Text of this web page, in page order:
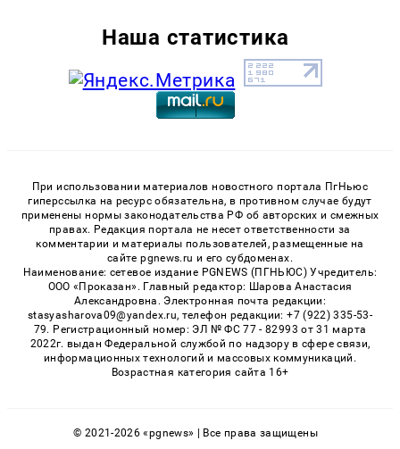
Наша статистика
При использовании материалов новостного портала ПгНьюс
гиперссылка на ресурс обязательна, в противном случае будут
применены нормы законодательства РФ об авторских и смежных
правах. Редакция портала не несет ответственности за
комментарии и материалы пользователей, размещенные на
сайте pgnews.ru и его субдоменах.
Наименование: сетевое издание PGNEWS (ПГНЬЮС) Учредитель:
ООО «Проказан». Главный редактор: Шарова Анастасия
Александровна. Электронная почта редакции:
stasyasharova09@yandex.ru, телефон редакции: +7 (922) 335-53-
79. Регистрационный номер: ЭЛ № ФС 77 - 82993 от 31 марта
2022г. выдан Федеральной службой по надзору в сфере связи,
информационных технологий и массовых коммуникаций.
Возрастная категория сайта 16+
© 2021-2026 «pgnews» | Все права защищены